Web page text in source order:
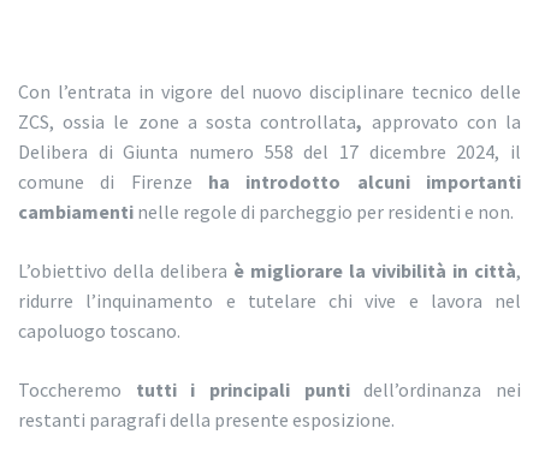
Con l’entrata in vigore del nuovo disciplinare tecnico delle
ZCS, ossia le zone a sosta controllata, approvato con la
Delibera di Giunta numero 558 del 17 dicembre 2024, il
comune di Firenze ha introdotto alcuni importanti
cambiamenti nelle regole di parcheggio per residenti e non.
L’obiettivo della delibera è migliorare la vivibilità in città,
ridurre l’inquinamento e tutelare chi vive e lavora nel
capoluogo toscano.
Toccheremo tutti i principali puntidell’ordinanza nei
restanti paragrafi della presente esposizione.